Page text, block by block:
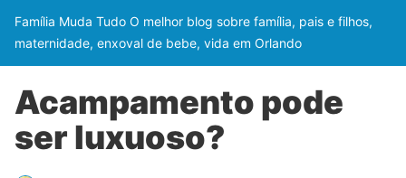
Família Muda Tudo O melhor blog sobre família, pais e filhos,
maternidade, enxoval de bebe, vida em Orlando
Acampamento pode
ser luxuoso?